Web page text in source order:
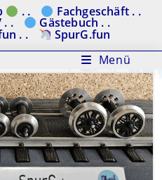
. . Fachgeschäft . .
. . Gästebuch . .
. . SpurG.fun
Menü